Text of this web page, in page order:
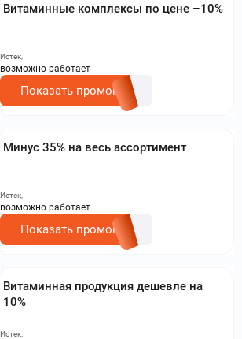
Витаминные комплексы по цене –10%
Истек,
возможно работает
Показать промокод
Минус 35% на весь ассортимент
Истек,
возможно работает
Показать промокод
Витаминная продукция дешевле на
10%
Истек,